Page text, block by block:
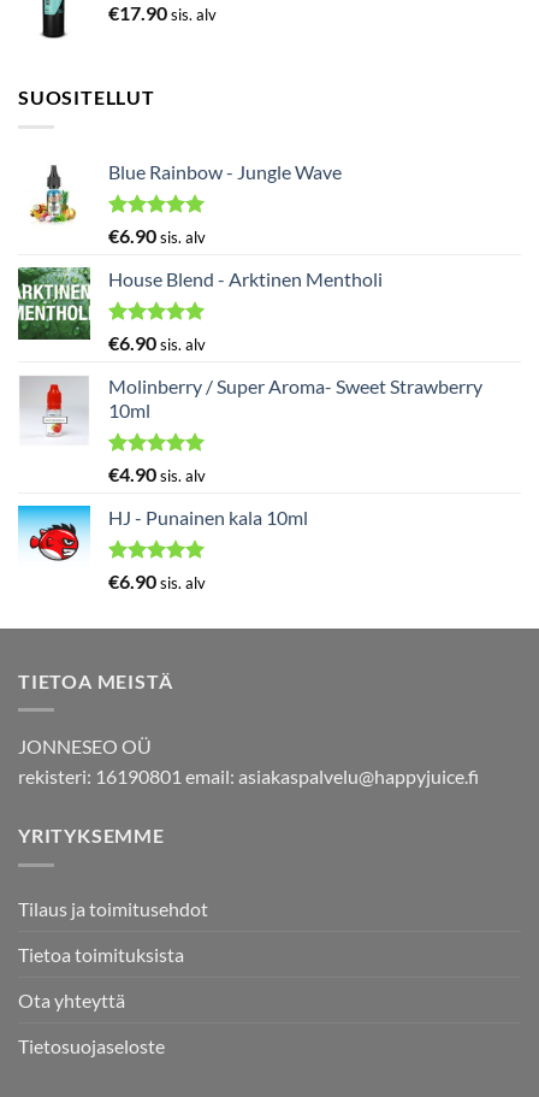
€17.90sis. alv
SUOSITELLUT
Blue Rainbow - Jungle Wave
Arvostelu
5.00
/ 5
€6.90sis. alv
House Blend - Arktinen Mentholi
Arvostelu
5.00/ 5
€6.90sis. alv
Molinberry / Super Aroma- Sweet Strawberry
10ml
Arvostelu
5.00
/ 5
€4.90sis. alv
HJ - Punainen kala 10ml
Arvostelu
€6.90sis. alv
TIETOA MEISTÄ
JONNESEO OÜ
rekisteri: 16190801 email: asiakaspalvelu@happyjuice.fi
YRITYKSEMME
Tilaus ja toimitusehdot
Tietoa toimituksista
Ota yhteyttä
Tietosuojaseloste